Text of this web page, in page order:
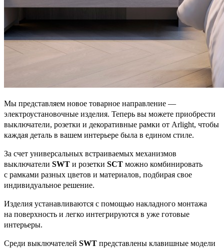
Мы представляем новое товарное направление —
электроустановочные изделия. Теперь вы можете приобрести
выключатели, розетки и декоративные рамки от Arlight, чтобы
каждая деталь в вашем интерьере была в едином стиле.
За счет универсальных встраиваемых механизмов
выключатели SWT и розетки SCT можно комбинировать
с рамками разных цветов и материалов, подбирая свое
индивидуальное решение.
Изделия устанавливаются с помощью накладного монтажа
на поверхность и легко интегрируются в уже готовые
интерьеры.
Среди выключателей SWT представлены клавишные модели